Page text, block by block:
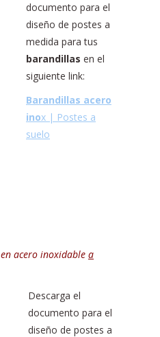
documento para el
diseño de postes a
medida para tus
barandillas en el
siguiente link:
Barandillas acero
inox | Postes a
suelo
en acero inoxidable a
Descarga el
documento para el
diseño de postes a